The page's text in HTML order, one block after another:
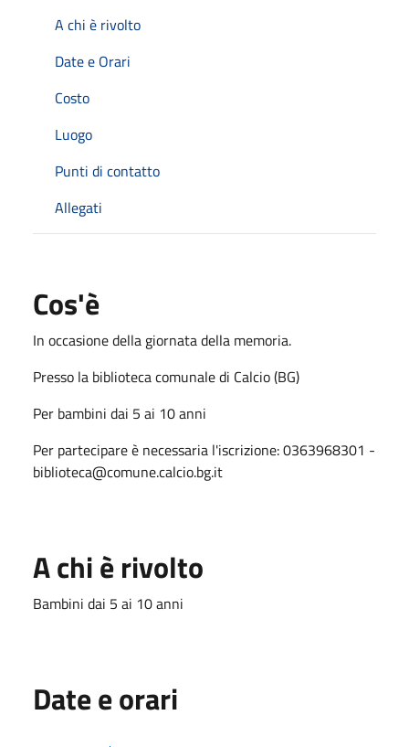
A chi è rivolto
Date e Orari
Costo
Luogo
Punti di contatto
Allegati
Cos'è
In occasione della giornata della memoria.
Presso la biblioteca comunale di Calcio (BG)
Per bambini dai 5 ai 10 anni
Per partecipare è necessaria l'iscrizione:0363968301 -
biblioteca@comune.calcio.bg.it
A chi è rivolto
Bambini dai 5 ai 10 anni
Date e orari